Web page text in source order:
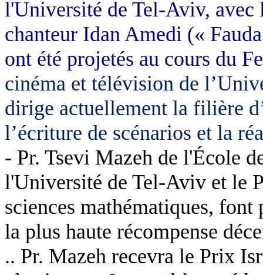
l'Université de Tel-Aviv, avec
chanteur Idan Amedi («
ont été projetés au cours du
cinéma et télévision de
dirige actuellement la filière
l’écriture de scénarios et la
- Pr. Tsevi Mazeh de l'École
l'Université de Tel-Aviv et le
sciences mathématiques,
la plus haute récompense
.. Pr. Mazeh recevra le Prix